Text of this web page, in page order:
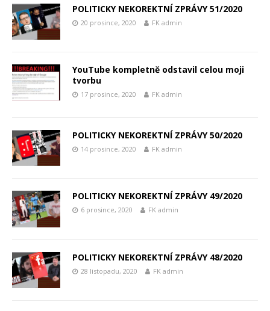
POLITICKY NEKOREKTNÍ ZPRÁVY 51/2020
20 prosince, 2020 FK admin
YouTube kompletně odstavil celou moji
tvorbu
17 prosince, 2020 FK admin
POLITICKY NEKOREKTNÍ ZPRÁVY 50/2020
14 prosince, 2020 FK admin
POLITICKY NEKOREKTNÍ ZPRÁVY 49/2020
6 prosince, 2020 FK admin
POLITICKY NEKOREKTNÍ ZPRÁVY 48/2020
28 listopadu, 2020 FK admin